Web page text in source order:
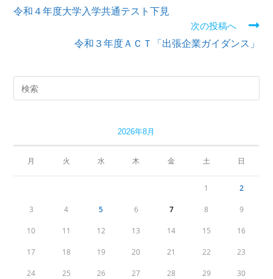
令和４年度大学入学共通テスト下見
次の投稿へ
令和３年度ＡＣＴ「出張企業ガイダンス」
2026年8月
月 火 水 木 金 土 日
1 2
3 4 5 6 7 8 9
10 11 12 13 14 15 16
17 18 19 20 21 22 23
24 25 26 27 28 29 30